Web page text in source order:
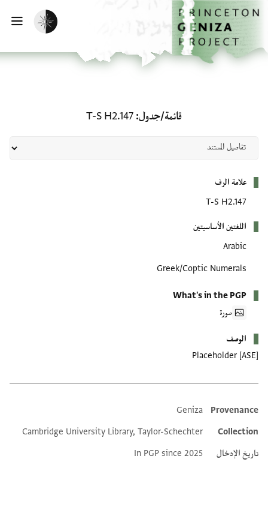
إلى المحتوى الرئيسي
الرئيسية
تفعيل الوضع المظلم
قائمة/جدول T-S H2.147
علامة الرف
T-S H2.147
اللغتين الأساسيتين
Arabic
Greek/Coptic Numerals
What's in the PGP
صورة
الوصف
Placeholder [ASE]
Additional metadata
Provenance
Geniza
Collection
Cambridge University Library, Taylor-Schechter
تاريخ الإدخال
In PGP since 2025